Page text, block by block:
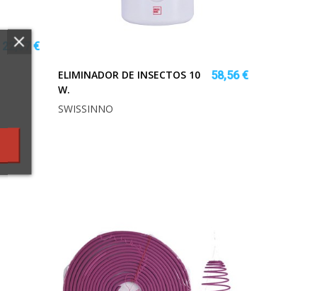
22,37 €
ELIMINADOR DE INSECTOS 10
W.
58,56 €
SWISSINNO